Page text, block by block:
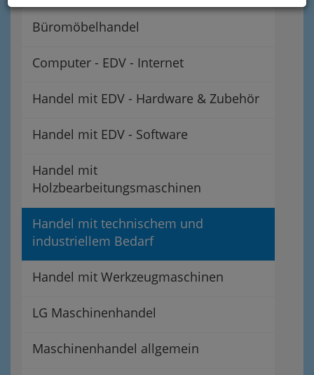
Büromöbelhandel
Computer - EDV - Internet
Handel mit EDV - Hardware & Zubehör
Handel mit EDV - Software
Handel mit
Holzbearbeitungsmaschinen
Handel mit technischem und
industriellem Bedarf
Handel mit Werkzeugmaschinen
LG Maschinenhandel
Maschinenhandel allgemein